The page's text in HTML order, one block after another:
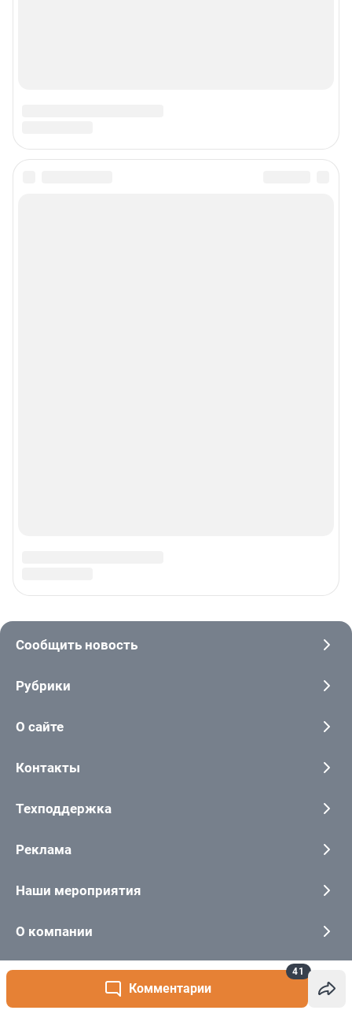
Комментарии
41